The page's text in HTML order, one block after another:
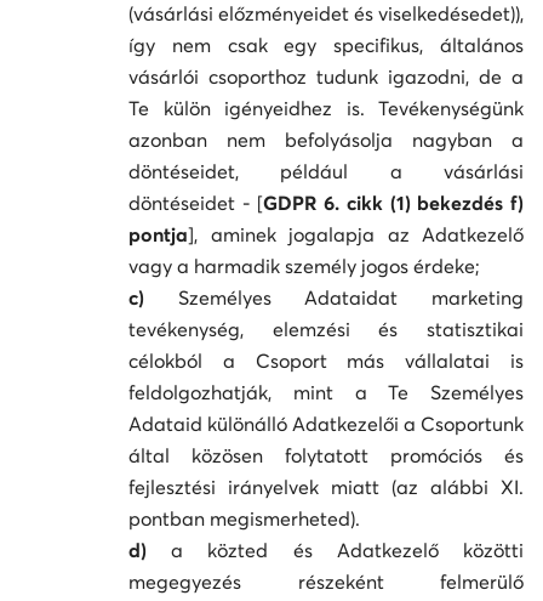
(vásárlási előzményeidet és viselkedésedet)),
így nem csak egy specifikus, általános
vásárlói csoporthoz tudunk igazodni, de a
Te külön igényeidhez is. Tevékenységünk
azonban nem befolyásolja nagyban a
döntéseidet, például a vásárlási
döntéseidet - [GDPR 6. cikk (1) bekezdés f)
pontja], aminek jogalapja az Adatkezelő
vagy a harmadik személy jogos érdeke;
c) Személyes Adataidat marketing
tevékenység, elemzési és statisztikai
célokból a Csoport más vállalatai is
feldolgozhatják, mint a Te Személyes
Adataid különálló Adatkezelői a Csoportunk
által közösen folytatott promóciós és
fejlesztési irányelvek miatt (az alábbi XI.
pontban megismerheted).
d) a közted és Adatkezelő közötti
megegyezés részeként felmerülő